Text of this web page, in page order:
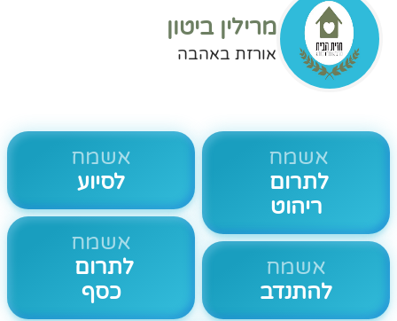
מרילין ביטון
אורזת באהבה
אשמח
לתרום
ריהוט
אשמח
להתנדב
אשמח
לסיוע
אשמח
לתרום
כסף